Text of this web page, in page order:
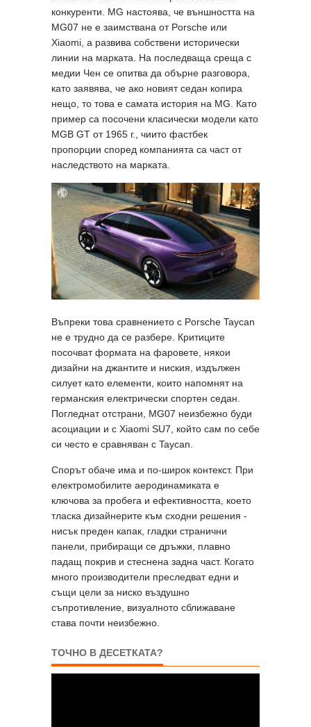
конкуренти. MG настоява, че външността на
MG07 не е заимствана от Porsche или
Xiaomi, а развива собствени исторически
линии на марката. На последваща среща с
медии Чен се опитва да обърне разговора,
като заявява, че ако новият седан копира
нещо, то това е самата история на MG. Като
пример са посочени класически модели като
MGB GT от 1965 г., чиито фастбек
пропорции според компанията са част от
наследството на марката.
Въпреки това сравнението с Porsche Taycan
не е трудно да се разбере. Критиците
посочват формата на фаровете, някои
дизайни на джантите и ниския, издължен
силует като елементи, които напомнят на
германския електрически спортен седан.
Погледнат отстрани, MG07 неизбежно буди
асоциации и с Xiaomi SU7, който сам по себе
си често е сравняван с Taycan.
Спорът обаче има и по-широк контекст. При
електромобилите аеродинамиката е
ключова за пробега и ефективността, което
тласка дизайнерите към сходни решения -
нисък преден капак, гладки странични
панели, прибиращи се дръжки, плавно
падащ покрив и стеснена задна част. Когато
много производители преследват едни и
същи цели за ниско въздушно
съпротивление, визуалното сближаване
става почти неизбежно.
ТОЧНО В ДЕСЕТКАТА?